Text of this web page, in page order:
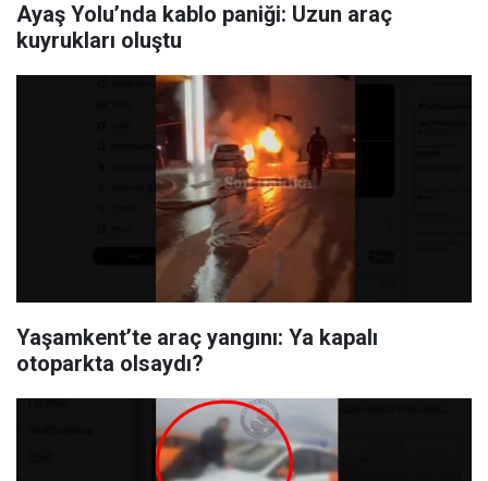
Ayaş Yolu’nda kablo paniği: Uzun araç
kuyrukları oluştu
Yaşamkent’te araç yangını: Ya kapalı
otoparkta olsaydı?